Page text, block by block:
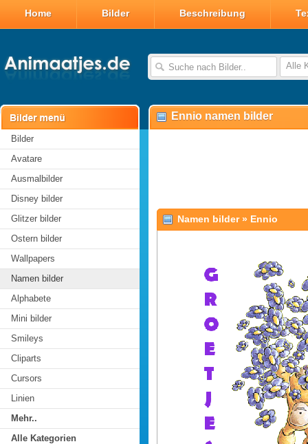
Home Bilder Beschreibung
Alle
Bilder
Avatare
Ausmalbilder
Disney bilder
Glitzer bilder
Ostern bilder
Wallpapers
Namen bilder
Alphabete
Mini bilder
Smileys
Cliparts
Cursors
Linien
Mehr..
Alle Kategorien
Ennio namen bilder
Namen bilder» Ennio